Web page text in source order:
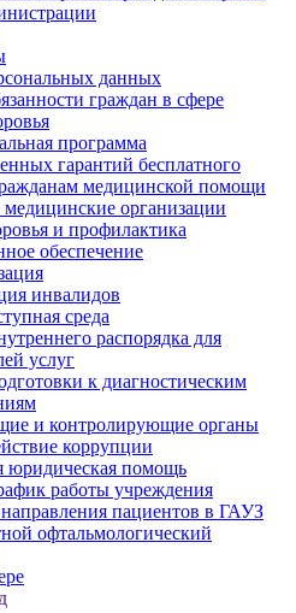
данных
граждан в сфере
программа
гарантий бесплатного
медицинской помощи
организации
и профилактика
обеспечение
инвалидов
среда
распорядка для
услуг
к диагностическим
и контролирующие органы
коррупции
юридическая помощь
работы учреждения
пациентов в ГАУЗ
офтальмологический